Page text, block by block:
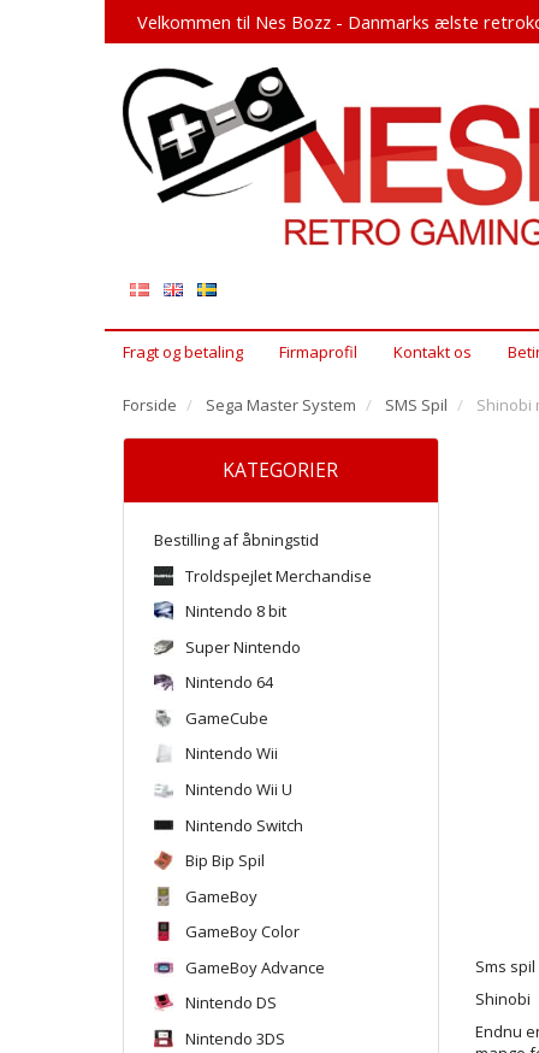
Velkommen til Nes Bozz - Danmarks ælste
Fragt og betaling Firmaprofil Kontakt os
Forside Sega Master System SMS Spil Shinobi
KATEGORIER
Bestilling af åbningstid
Troldspejlet Merchandise
Nintendo 8 bit
Super Nintendo
Nintendo 64
GameCube
Nintendo Wii
Nintendo Wii U
Nintendo Switch
Bip Bip Spil
GameBoy
GameBoy Color
GameBoy Advance
Nintendo DS
Nintendo 3DS
Sms spil
Shinobi
Endnu